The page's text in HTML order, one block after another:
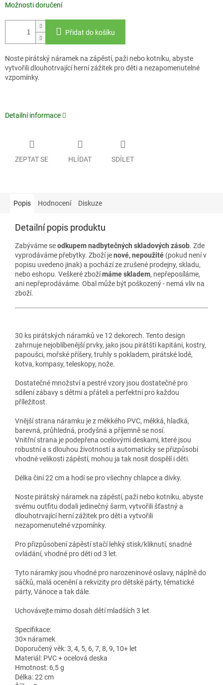
Možnosti doručení
Přidat do košíku
Noste pirátský náramek na zápěstí, paži nebo kotníku, abyste
vytvořili dlouhotrvající herní zážitek pro děti a nezapomenutelné
vzpomínky.
Detailní informace
ZEPTAT SE HLÍDAT SDÍLET
Popis Hodnocení Diskuze
Detailní popis produktu
Zabýváme seodkupem nadbytečných skladových zásob. Zde
vyprodáváme přebytky. Zboží jenové, nepoužité (pokud není v
popisu uvedeno jinak) a pochází ze zrušené prodejny, skladu,
nebo eshopu. Veškeré zbožímáme skladem, nepřeposíláme,
ani nepřeprodáváme. Obal může být poškozený - nemá vliv na
zboží.
30 ks pirátských náramků ve 12 dekorech. Tento design
zahrnuje nejoblíbenější prvky, jako jsou pirátští kapitáni, kostry,
papoušci, mořské příšery, truhly s pokladem, pirátské lodě,
kotva, kompasy, teleskopy, nože.
Dostatečné množství a pestré vzory jsou dostatečné pro
sdílení zábavy s dětmi a přáteli a perfektní pro každou
příležitost.
Vnější strana náramku je z měkkého PVC, měkká, hladká,
barevná, průhledná, prodyšná a příjemně se nosí.
Vnitřní strana je podepřena ocelovými deskami, které jsou
robustní a s dlouhou životností a automaticky se přizpůsobí
vhodné velikosti zápěstí, mohou ja tak nosit dospělí i děti.
Délka činí 22 cm a hodí se pro všechny chlapce a dívky.
Noste pirátský náramek na zápěstí, paži nebo kotníku, abyste
svému outfitu dodali jedinečný šarm, vytvořili šťastný a
dlouhotrvající herní zážitek pro děti a vytvořili
nezapomenutelné vzpomínky.
Pro přizpůsobení zápěstí stačí lehký stisk/kliknutí, snadné
ovládání, vhodné pro děti od 3 let.
Tyto náramky jsou vhodné pro narozeninové oslavy, náplně do
sáčků, malá ocenění a rekvizity pro dětské párty, tématické
párty, Vánoce a tak dále.
Uchovávejte mimo dosah dětí mladších 3 let.
Specifikace:
30× náramek
Doporučený věk: 3, 4, 5, 6, 7, 8, 9, 10+ let
Materiál: PVC + ocelová deska
Hmotnost: 6,5 g
Délka: 22 cm